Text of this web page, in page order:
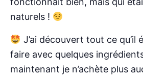
naturels !
J’ai découvert tout ce qu’il
faire avec quelques
maintenant je n’achète plus